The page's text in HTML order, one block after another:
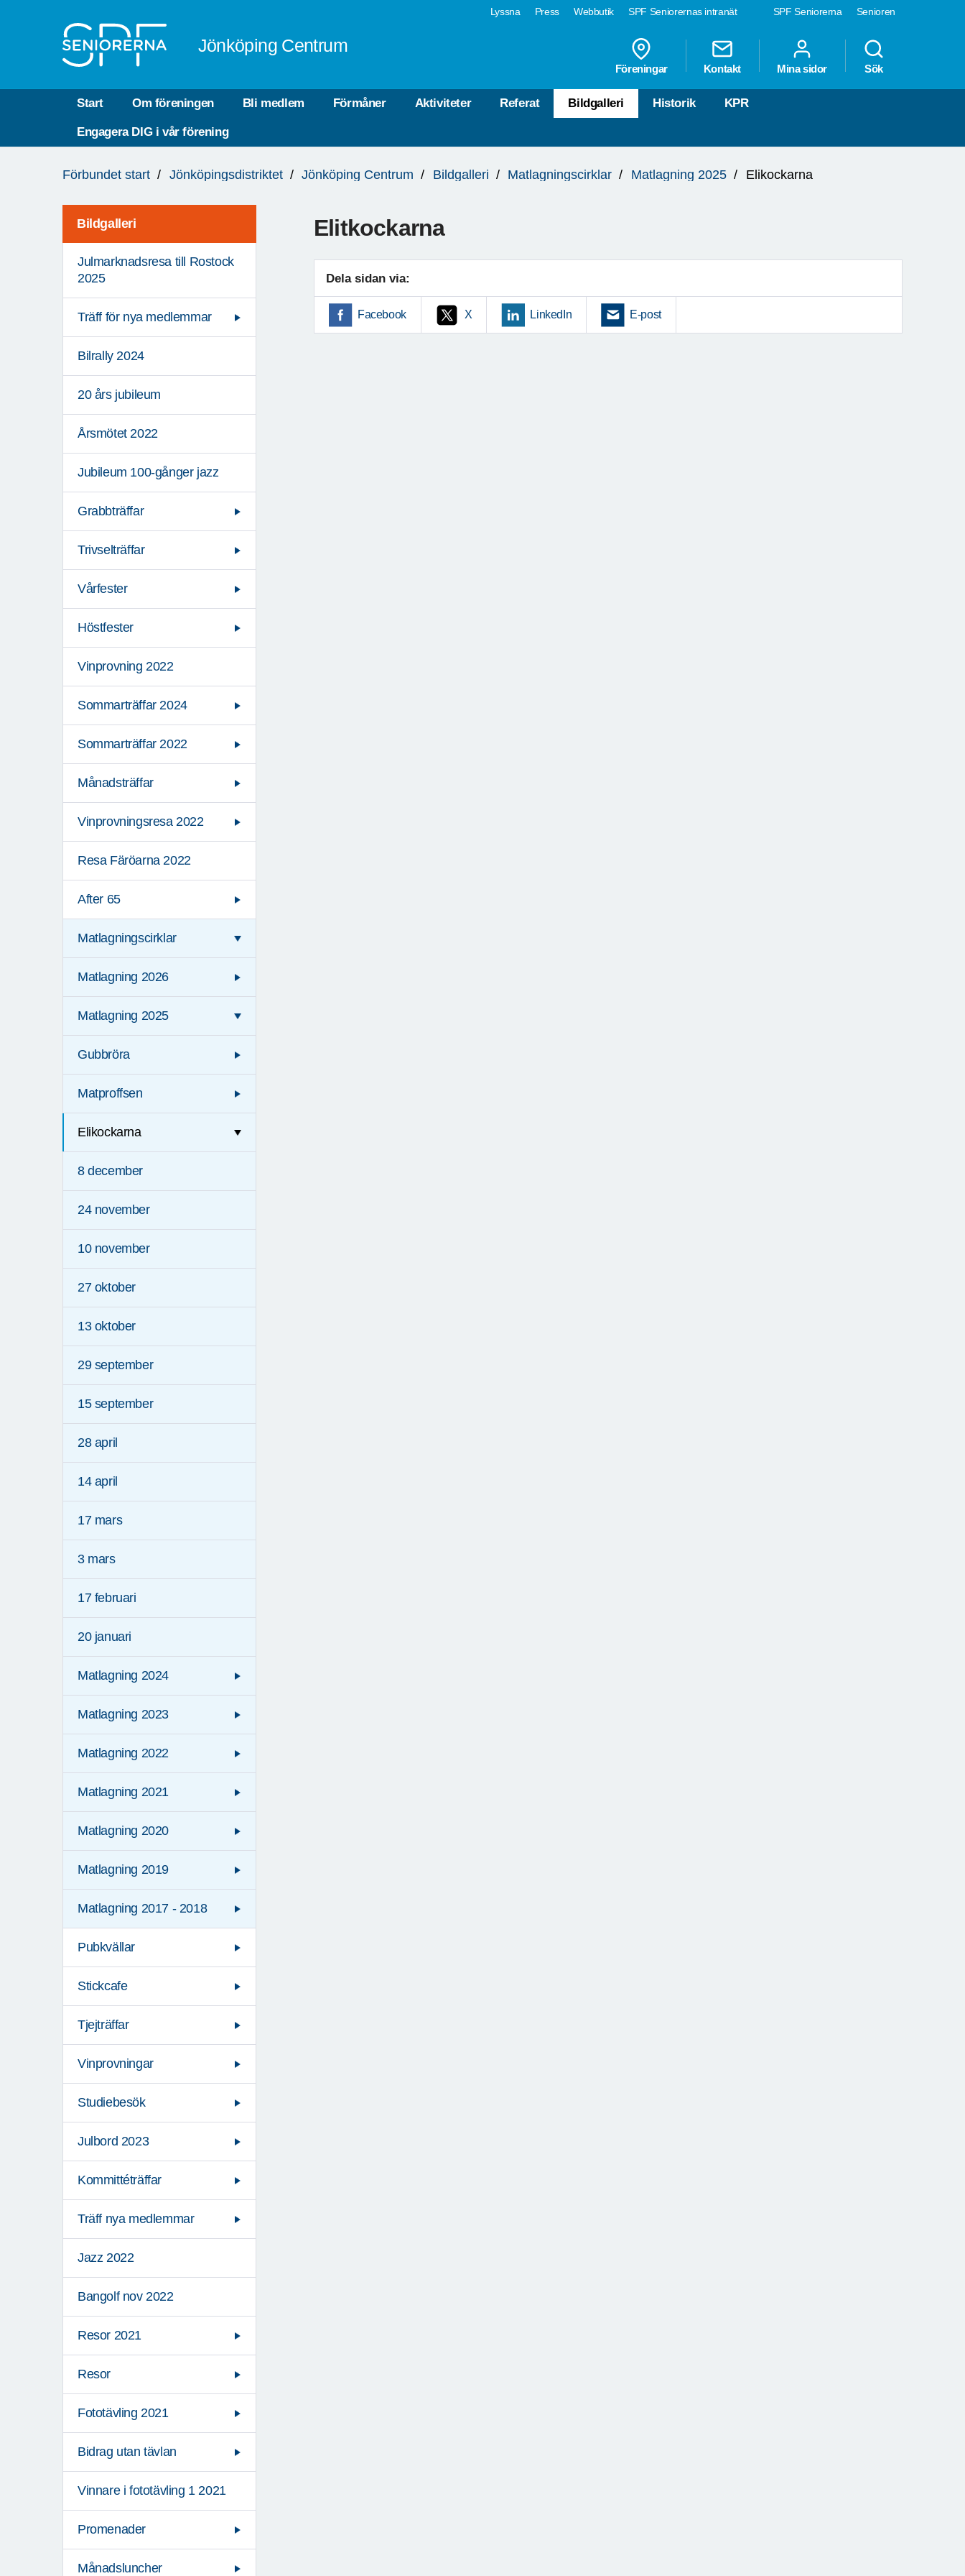
SPF Seniorerna Senioren
Lyssna Press Webbutik SPF Seniorernas intranät
Jönköping Centrum
Föreningar Kontakt Mina sidor Sök
Start Om föreningen Bli medlem Förmåner Aktiviteter Referat Bildgalleri Historik KPR
Engagera DIG i vår förening
är
Förbundet start Jönköpingsdistriktet Jönköping Centrum Bildgalleri Matlagningscirklar Matlagning 2025 Elikockarna
Bildgalleri
Julmarknadsresa till Rostock
2025
Träff för nya medlemmar
Bilrally 2024
20 års jubileum
Årsmötet 2022
Jubileum 100-gånger jazz
Grabbträffar
Trivselträffar
Vårfester
Höstfester
Vinprovning 2022
Sommarträffar 2024
Sommarträffar 2022
Månadsträffar
Vinprovningsresa 2022
Resa Färöarna 2022
After 65
Matlagningscirklar
Matlagning 2026
Matlagning 2025
Gubbröra
Matproffsen
Elikockarna
8 december
24 november
10 november
27 oktober
13 oktober
29 september
15 september
28 april
14 april
17 mars
3 mars
17 februari
20 januari
Matlagning 2024
Matlagning 2023
Matlagning 2022
Matlagning 2021
Matlagning 2020
Matlagning 2019
Matlagning 2017 - 2018
Pubkvällar
Stickcafe
Tjejträffar
Vinprovningar
Studiebesök
Julbord 2023
Kommittéträffar
Träff nya medlemmar
Jazz 2022
Bangolf nov 2022
Resor 2021
Resor
Fototävling 2021
Bidrag utan tävlan
Vinnare i fototävling 1 2021
Promenader
Månadsluncher
Elitkockarna
Dela sidan via:
Facebook X LinkedIn E-post